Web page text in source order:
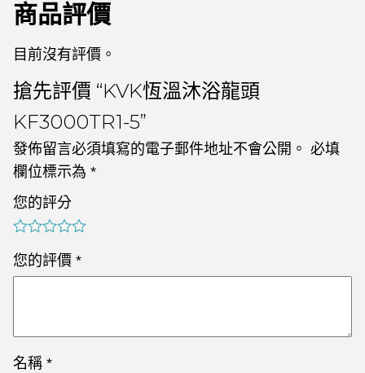
商品評價
目前沒有評價。
搶先評價 “KVK恆溫沐浴龍頭
KF3000TR1-5”
發佈留言必須填寫的電子郵件地址不會公開。 必填
欄位標示為 *
您的評分
您的評價 *
名稱 *